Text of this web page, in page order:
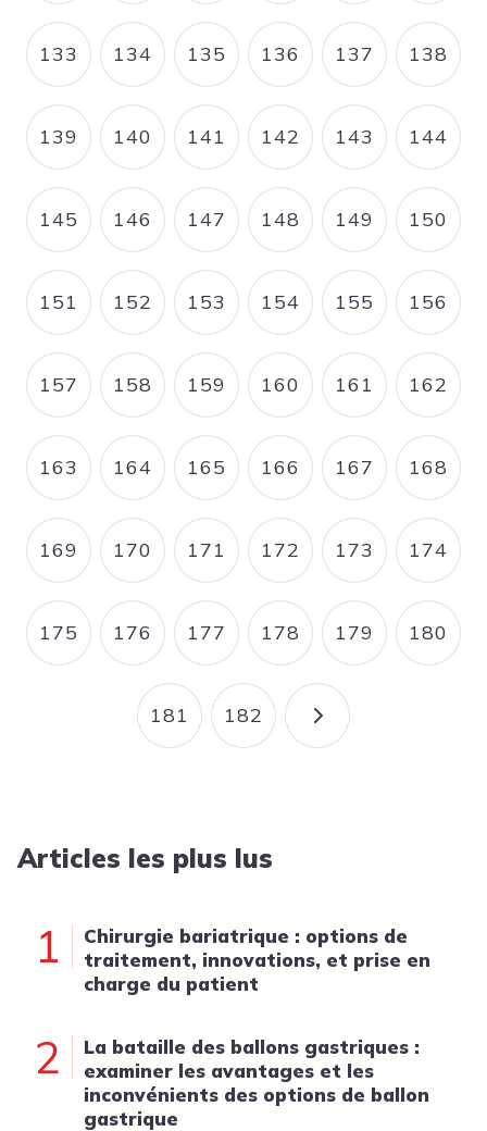
PAGE
133 PAGE
134 PAGE
135 PAGE
136 PAGE
137 PAGE
138
PAGE
139 PAGE
140 PAGE
141 PAGE
142 PAGE
143 PAGE
144
PAGE
145 PAGE
146 PAGE
147 PAGE
148 PAGE
149 PAGE
150
PAGE
151 PAGE
152 PAGE
153 PAGE
154 PAGE
155 PAGE
156
PAGE
157 PAGE
158 PAGE
159 PAGE
160 PAGE
161 PAGE
162
PAGE
163 PAGE
164 PAGE
165 PAGE
166 PAGE
167 PAGE
168
PAGE
169 PAGE
170 PAGE
171 PAGE
172 PAGE
173 PAGE
174
PAGE
175 PAGE
176 PAGE
177 PAGE
178 PAGE
179 PAGE
180
PAGE
181 PAGE
182 PAGE
Articles les plus lus
1
Chirurgie bariatrique : options de
traitement, innovations, et prise en
charge du patient
2
La bataille des ballons gastriques :
examiner les avantages et les
inconvénients des options de ballon
gastrique